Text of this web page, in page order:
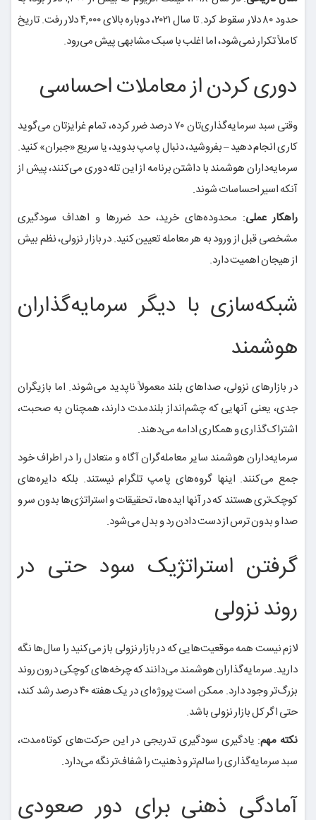
حدود ۸۰ دلار سقوط کرد. تا سال ۲۰۲۱، دوباره بالای ۴,۰۰۰ دلار رفت. تاریخ
کاملاً تکرار نمی‌شود، اما اغلب با سبک مشابهی پیش می‌رود.
دوری کردن از معاملات احساسی
وقتی سبد سرمایه‌گذاری‌تان ۷۰ درصد ضرر کرده، تمام غرایزتان می‌گوید
کاری انجام دهید – بفروشید، دنبال پامپ بدوید، یا سریع «جبران» کنید.
سرمایه‌داران هوشمند با داشتن برنامه از این تله دوری می‌کنند، پیش از
آنکه اسیر احساسات شوند.
راهکار عملی: محدوده‌های خرید، حد ضررها و اهداف سودگیری
مشخصی قبل از ورود به هر معامله تعیین کنید. در بازار نزولی، نظم بیش
از هیجان اهمیت دارد.
شبکه‌سازی با دیگر سرمایه‌گذاران
هوشمند
در بازارهای نزولی، صداهای بلند معمولاً ناپدید می‌شوند. اما بازیگران
جدی، یعنی آنهایی که چشم‌انداز بلندمدت دارند، همچنان به صحبت،
اشتراک‌گذاری و همکاری ادامه می‌دهند.
سرمایه‌داران هوشمند سایر معامله‌گران آگاه و متعادل را در اطراف خود
جمع می‌کنند. اینها گروه‌های پامپ تلگرام نیستند. بلکه دایره‌های
کوچک‌تری هستند که در آنها ایده‌ها، تحقیقات و استراتژی‌ها بدون سر و
صدا و بدون ترس از دست دادن رد و بدل می‌شود.
گرفتن استراتژیک سود حتی در
روند نزولی
لازم نیست همه موقعیت‌هایی که در بازار نزولی باز می‌کنید را سال‌ها نگه
دارید. سرمایه‌گذاران هوشمند می‌دانند که چرخه‌های کوچکی درون روند
بزرگ‌تر وجود دارد. ممکن است پروژه‌ای در یک هفته ۴۰ درصد رشد کند،
حتی اگر کل بازار نزولی باشد.
نکته مهم: یادگیری سودگیری تدریجی در این حرکت‌های کوتاه‌مدت،
سبد سرمایه‌گذاری را سالم‌تر و ذهنیت را شفاف‌تر نگه می‌دارد.
آمادگی ذهنی برای دور صعودی